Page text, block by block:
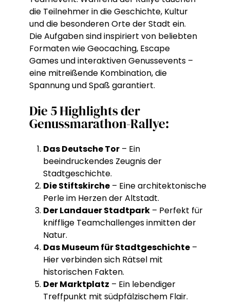
die Teilnehmer in die Geschichte, Kultur
und die besonderen Orte der Stadt ein.
Die Aufgaben sind inspiriert von beliebten
Formaten wie Geocaching, Escape
Games und interaktiven Genussevents –
eine mitreißende Kombination, die
Spannung und Spaß garantiert.
Die 5 Highlights der
Genussmarathon-Rallye:
Das Deutsche Tor– Ein
beeindruckendes Zeugnis der
Stadtgeschichte.
Die Stiftskirche– Eine architektonische
Perle im Herzen der Altstadt.
Der Landauer Stadtpark– Perfekt für
knifflige Teamchallenges inmitten der
Natur.
Das Museum für Stadtgeschichte–
Hier verbinden sich Rätsel mit
historischen Fakten.
Der Marktplatz – Ein lebendiger
Treffpunkt mit südpfälzischem Flair.